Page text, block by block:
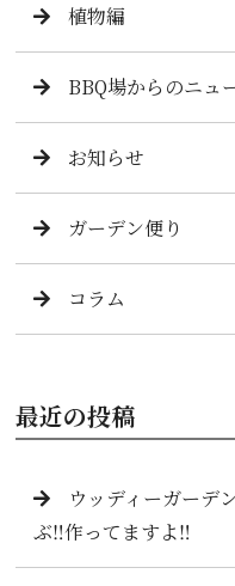
植物編
BBQ場からのニュ
お知らせ
ガーデン便り
コラム
最近の投稿
ウッディーガーデ
ぶ‼️作ってますよ‼️